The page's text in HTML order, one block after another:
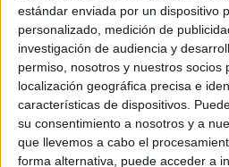
estándar enviada por un dispositivo
personalizado, medición de
investigación de audiencia y
permiso, nosotros y nuestros socios
localización geográfica precisa e
características de dispositivos.
su consentimiento a nosotros y a
que llevemos a cabo el
forma alternativa, puede acceder a
La firma de ropaY-3del
Yamamoto y elReal
una nueva colección de
Tras celebrar el 120
equipación especial en la
ambas marcas vuelven a
perspectiva propia de Yohji